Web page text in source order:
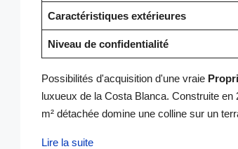
Caractéristiques extérieures
Niveau de confidentialité
Possibilités d'acquisition d'une vraie
luxueux de la Costa Blanca. Construite
m² détachée domine une colline sur un
Lire la suite